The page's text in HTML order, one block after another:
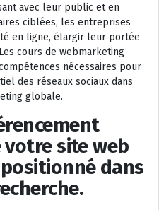
avec leur public et en
ciblées, les entreprises
en ligne, élargir leur portée
cours de webmarketing
nécessaires pour
des réseaux sociaux dans
globale.
votre site web
dans